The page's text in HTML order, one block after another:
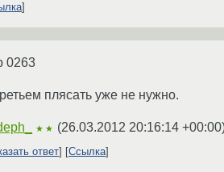
0263
плясать уже не нужно.
★★ (26.03.2012 20:16:14 +00:00
ответ Ссылка